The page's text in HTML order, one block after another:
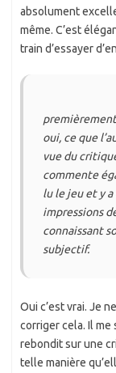
absolument
même. C’est
train d’essayer
oui, ce que
vue du
commente
lu le jeu et y a
impressions
connaissant
subjectif.
Oui c’est vrai. Je
corriger cela. Il me
rebondit sur une
telle manière